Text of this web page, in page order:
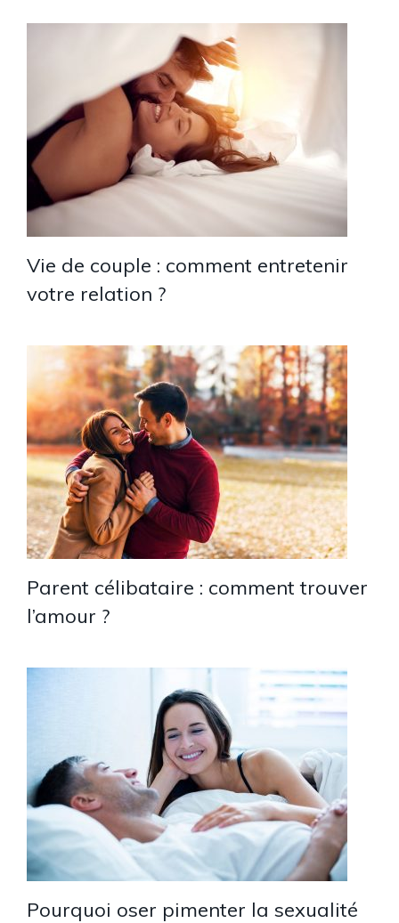
Vie de couple : comment entretenir
votre relation ?
Parent célibataire : comment trouver
l’amour ?
Pourquoi oser pimenter la sexualité